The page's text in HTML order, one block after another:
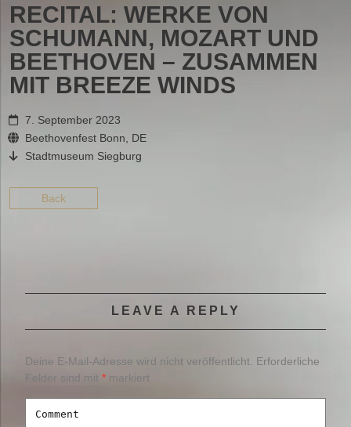
RECITAL: WERKE VON
SCHUMANN, MOZART UND
BEETHOVEN – ZUSAMMEN
MIT BREEZE WINDS
7. September 2023
Beethovenfest Bonn, DE
Stadtmuseum Siegburg
Back
LEAVE A REPLY
Deine E-Mail-Adresse wird nicht veröffentlicht. Erforderliche
Felder sind mit * markiert